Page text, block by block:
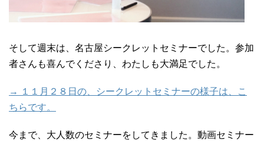
そして週末は、名古屋シークレットセミナーでした。参加
者さんも喜んでくださり、わたしも大満足でした。
→ １１月２８日の、シークレットセミナーの様子は、こ
ちらです。
今まで、大人数のセミナーをしてきました。動画セミナー